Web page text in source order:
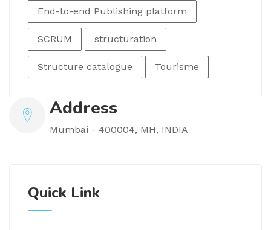
End-to-end Publishing platform
SCRUM structuration
Structure catalogue Tourisme
Address
Mumbai - 400004, MH, INDIA
Quick Link